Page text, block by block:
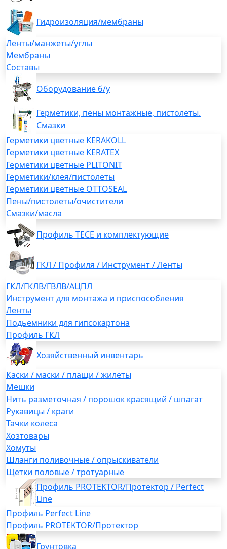
Гидроизоляция/мембраны
Ленты/манжеты/углы
Мембраны
Составы
Оборудование б/у
Герметики, пены монтажные, пистолеты.
Смазки
Герметики цветные KERAKOLL
Герметики цветные KERATEX
Герметики цветные PLITONIT
Герметики/клея/пистолеты
Герметики цветные OTTOSEAL
Пены/пистолеты/очистители
Смазки/масла
Профиль TECE и комплектующие
ГКЛ / Профиля / Инструмент / Ленты
ГКЛ/ГКЛВ/ГВЛВ/АЦПЛ
Инструмент для монтажа и приспособления
Ленты
Подьемники для гипсокартона
Профиль ГКЛ
Хозяйственный инвентарь
Каски / маски / плащи / жилеты
Мешки
Нить разметочная / порошок красящий / шпагат
Рукавицы / краги
Тачки колеса
Хозтовары
Хомуты
Шланги поливочные / опрыскиватели
Щетки половые / тротуарные
Профиль PROTEKTOR/Протектор / Perfect
Line
Профиль Perfect Line
Профиль PROTEKTOR/Протектор
Грунтовка